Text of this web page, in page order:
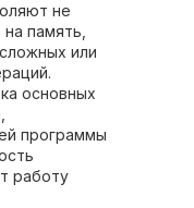
не
память,
или
основных
программы
работу